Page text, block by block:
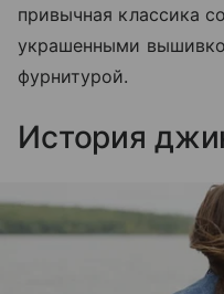
привычная классика
украшенными
фурнитурой.
История